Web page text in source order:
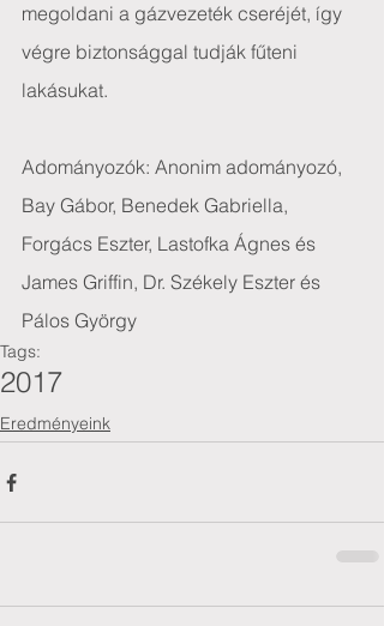
megoldani a gázvezeték cseréjét, így
végre biztonsággal tudják fűteni
lakásukat.
Adományozók: Anonim adományozó,
Bay Gábor, Benedek Gabriella,
Forgács Eszter, Lastofka Ágnes és
James Griffin, Dr. Székely Eszter és
Pálos György
Tags:
2017
Eredményeink